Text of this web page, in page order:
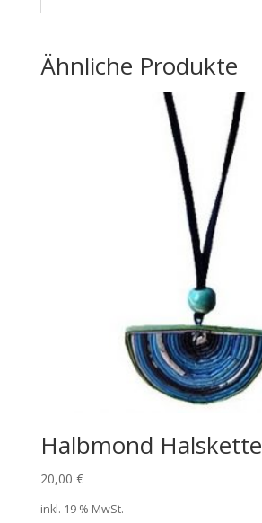
Ähnliche Produkte
Halbmond Halskette
20,00 €
inkl. 19 % MwSt.